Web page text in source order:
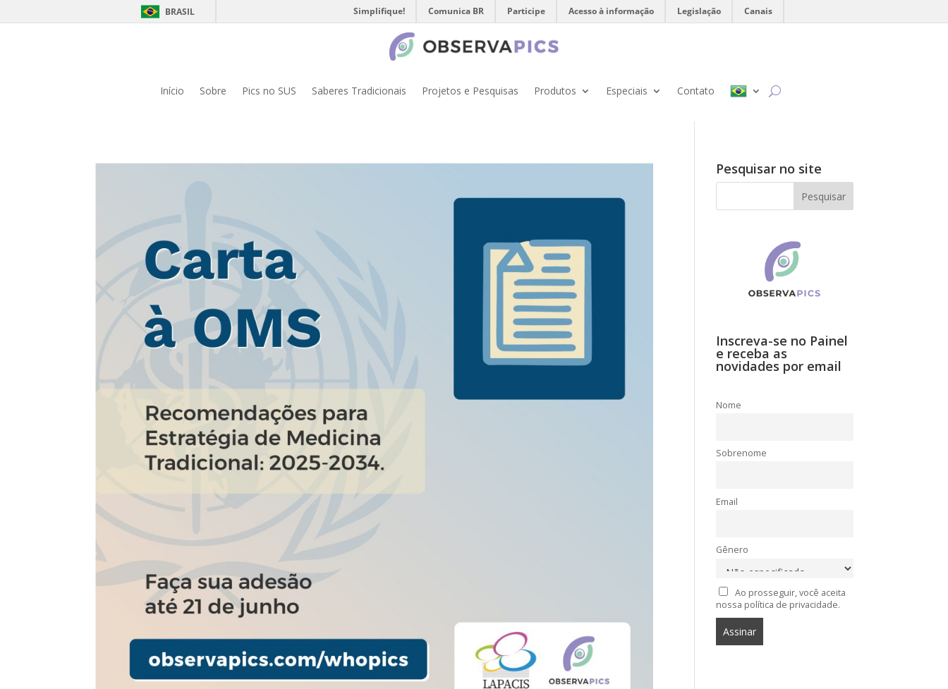
BRASIL Simplifique! Comunica BR Participe Acesso à informação Legislação Canais
Início Sobre Pics no SUS Saberes Tradicionais Projetos e Pesquisas Produtos Especiais Contato
Pesquisar no site
Inscreva-se no Painel
e receba as
novidades por email
Nome
Sobrenome
Email
Gênero
Ao prosseguir, você aceita
nossa política de privacidade.